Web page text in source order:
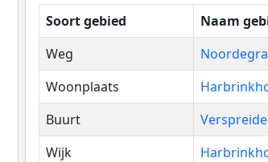
Soort gebied
Naam
Weg
Woonplaats
Buurt
Wijk